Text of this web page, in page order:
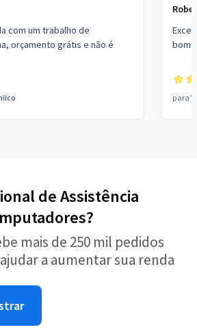
com um trabalho de
orçamento grátis e não é
bom
para
de Assistência
mais de 250 mil pedidos
a aumentar sua renda